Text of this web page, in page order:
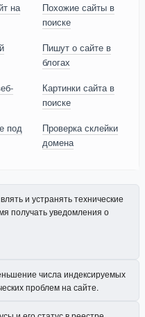
на
Похожие сайты в
поиске
Пишут о сайте в
блогах
Картинки сайта в
поиске
под
Проверка склейки
домена
и устранять технические
получать уведомления о
числа индексируемых
проблем на сайте.